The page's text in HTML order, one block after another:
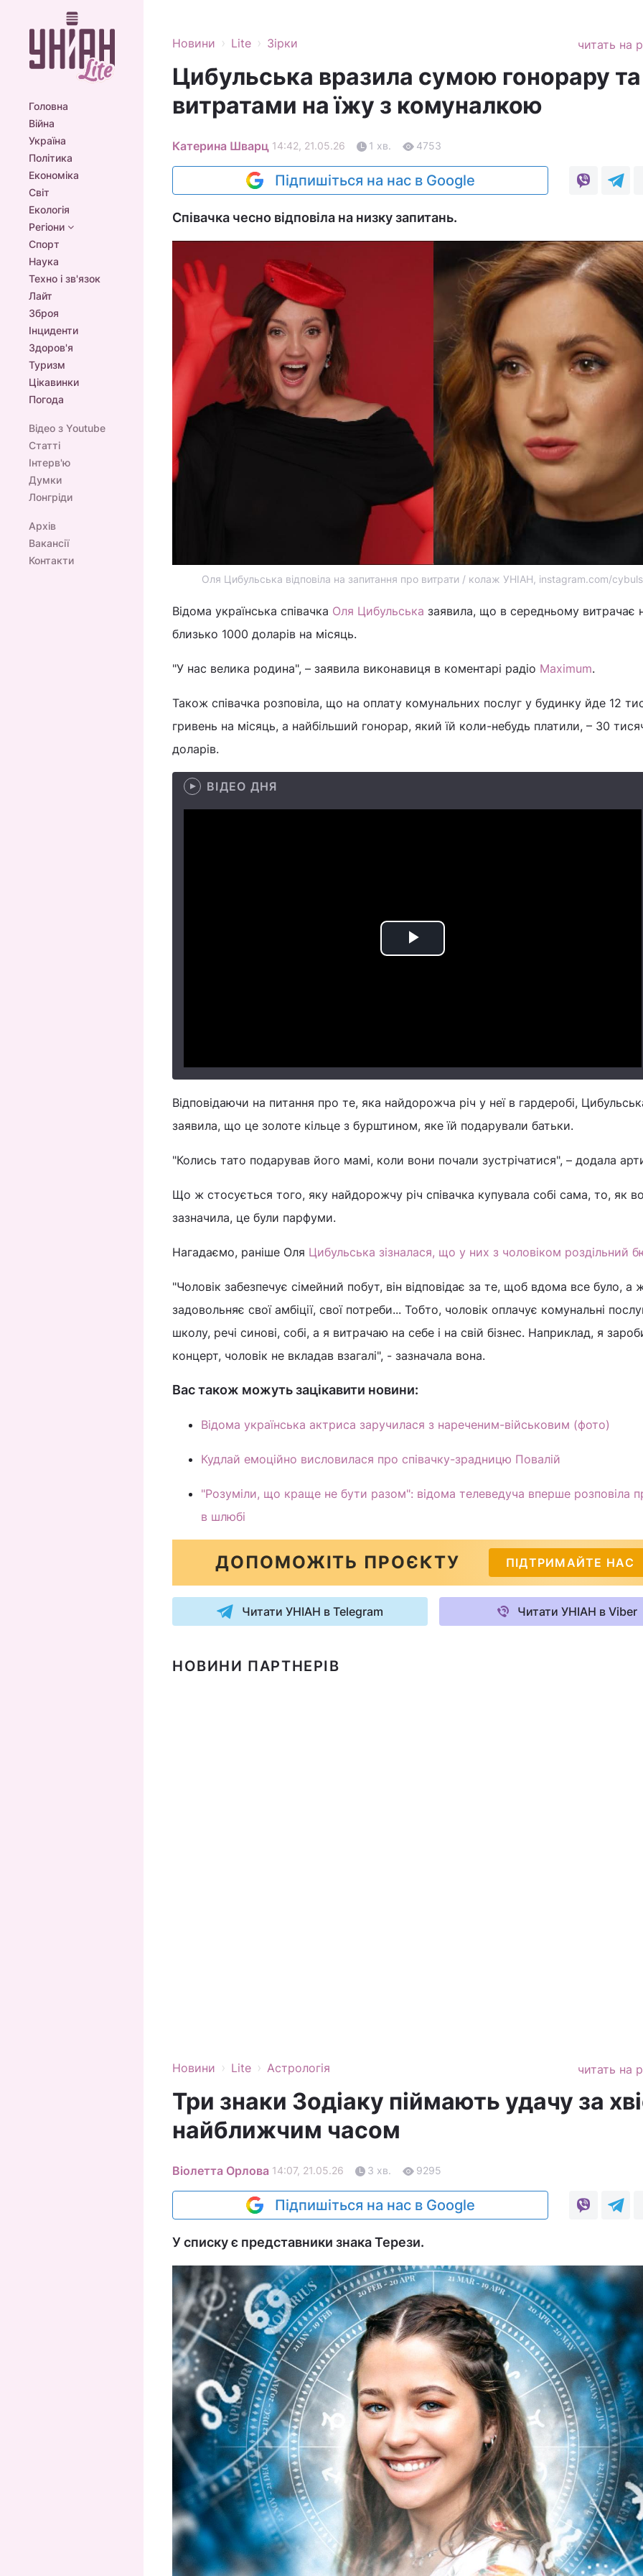
Головна
Війна
Україна
Політика
Економіка
Світ
Екологія
Регіони
Спорт
Наука
Техно і зв'язок
Лайт
Зброя
Інциденти
Здоров'я
Туризм
Цікавинки
Погода
Відео з Youtube
Статті
Інтерв'ю
Думки
Лонгріди
Архів
Вакансії
Контакти
Новини › Lite › Зірки читать на
Цибульська вразила сумою гонорару та
витратами на їжу з комуналкою
Катерина Шварц 14:42, 21.05.26 1 хв. 4753
Підпишіться на нас в Google
Співачка чесно відповіла на низку запитань.
Оля Цибульська відповіла на запитання про витрати / колаж УНІАН, instagram.com/
Відома українська співачка Оля Цибульська заявила, що в середньому витрачає
близько 1000 доларів на місяць.
"У нас велика родина", – заявила виконавиця в коментарі радіо Maximum.
Також співачка розповіла, що на оплату комунальних послуг у будинку йде 12
гривень на місяць, а найбільший гонорар, який їй коли-небудь платили, – 30
доларів.
ВІДЕО ДНЯ
Play
Відповідаючи на питання про те, яка найдорожча річ у неї в гардеробі,
заявила, що це золоте кільце з бурштином, яке їй подарували батьки.
"Колись тато подарував його мамі, коли вони почали зустрічатися", – додала
Що ж стосується того, яку найдорожчу річ співачка купувала собі сама, то, як
зазначила, це були парфуми.
Нагадаємо, раніше Оля Цибульська зізналася, що у них з чоловіком роздільний
"Чоловік забезпечує сімейний побут, він відповідає за те, щоб вдома все було, а
задовольняє свої амбіції, свої потреби... Тобто, чоловік оплачує комунальні
школу, речі синові, собі, а я витрачаю на себе і на свій бізнес. Наприклад, я
концерт, чоловік не вкладав взагалі", - зазначала вона.
Вас також можуть зацікавити новини:
Відома українська актриса заручилася з нареченим-військовим (фото)
Кудлай емоційно висловилася про співачку-зрадницю Повалій
"Розуміли, що краще не бути разом": відома телеведуча вперше розповіла
в шлюбі
ДОПОМОЖІТЬ ПРОЄКТУ ПІДТРИМАЙТЕ НАС
Читати УНІАН в Telegram Читати УНІАН в Viber
НОВИНИ ПАРТНЕРІВ
Новини › Lite › Астрологія читать на
Три знаки Зодіаку піймають удачу за
найближчим часом
Віолетта Орлова 14:07, 21.05.26 3 хв. 9295
Підпишіться на нас в Google
У списку є представники знака Терези.